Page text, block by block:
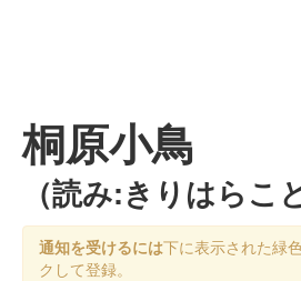
桐原小鳥
（読み:きりはらこ
通知を受けるには下に表示された緑
クして登録。